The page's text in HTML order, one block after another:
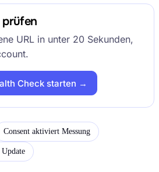
prüfen
URL in unter 20 Sekunden,
Check starten →
Consent aktiviert Messung